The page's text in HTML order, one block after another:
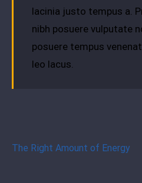
lacinia justo tempus a.
nibh posuere vulputate
posuere tempus
leo lacus.
The Right Amount of Energy